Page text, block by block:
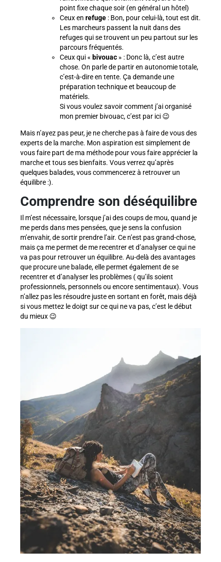
point fixe chaque soir (en général un hôtel)
Ceux en refuge: Bon, pour celui-là, tout est dit.
Les marcheurs passent la nuit dans des
refuges qui se trouvent un peu partout sur les
parcours fréquentés.
Ceux qui « bivouac» : Donc là, c’est autre
chose. On parle de partir en autonomie totale,
c’est-à-dire en tente. Ça demande une
préparation technique et beaucoup de
matériels.
Si vous voulez savoir comment j’ai organisé
mon premier bivouac, c’est par ici 😉
Mais n’ayez pas peur, je ne cherche pas à faire de vous des
experts de la marche. Mon aspiration est simplement de
vous faire part de ma méthode pour vous faire apprécier la
marche et tous ses bienfaits. Vous verrez qu’après
quelques balades, vous commencerez à retrouver un
équilibre :).
Comprendre son déséquilibre
Il m’est nécessaire, lorsque j’ai des coups de mou, quand je
me perds dans mes pensées, que je sens la confusion
m’envahir, de sortir prendre l’air. Ce n’est pas grand-chose,
mais ça me permet de me recentrer et d’analyser ce qui ne
va pas pour retrouver un équilibre. Au-delà des avantages
que procure une balade, elle permet également de se
recentrer et d’analyser les problèmes ( qu’ils soient
professionnels, personnels ou encore sentimentaux). Vous
n’allez pas les résoudre juste en sortant en forêt, mais déjà
si vous mettez le doigt sur ce qui ne va pas, c’est le début
du mieux 😉